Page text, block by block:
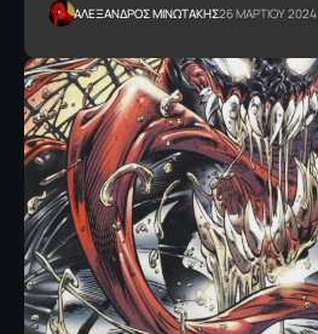
ΑΛΕΞΑΝΔΡΟΣ ΜΙΝΩΤΑΚΗΣ26 ΜΑΡΤΙΟΥ 2024